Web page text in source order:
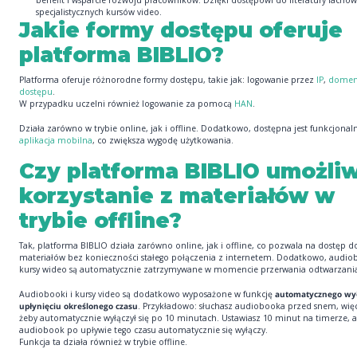
specjalistycznych kursów video.
Jakie formy dostępu oferuje
platforma BIBLIO?
Platforma oferuje różnorodne formy dostępu, takie jak: logowanie przez IP,
dostępu.
W przypadku uczelni również logowanie za pomocą HAN.
Działa zarówno w trybie online, jak i offline. Dodatkowo, dostępna jest
aplikacja mobilna, co zwiększa wygodę użytkowania.
Czy platforma BIBLIO
korzystanie z materiałów w
trybie offline?
Tak, platforma BIBLIO działa zarówno online, jak i offline, co pozwala na dostęp
materiałów bez konieczności stałego połączenia z internetem. Dodatkowo,
kursy wideo są automatycznie zatrzymywane w momencie przerwania
Audiobooki i kursy video są dodatkowo wyposażone w funkcję automatycznego
upłynięciu określonego czasu. Przykładowo: słuchasz audiobooka przed snem,
żeby automatycznie wyłączył się po 10 minutach. Ustawiasz 10 minut na timerze, a
audiobook po upływie tego czasu automatycznie się wyłączy.
Funkcja ta działa również w trybie offline.